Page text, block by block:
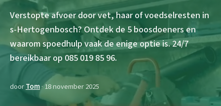
Verstopte afvoer door vet, haar of voedselresten in
s-Hertogenbosch? Ontdek de 5 boosdoeners en
waarom spoedhulp vaak de enige optie is. 24/7
bereikbaar op 085 019 85 96.
doorTom· 18 november 2025